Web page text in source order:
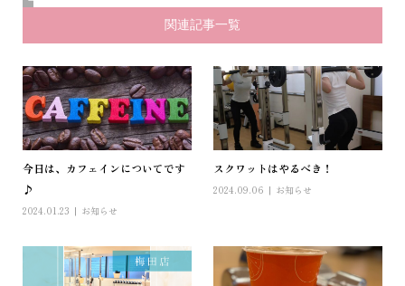
関連記事一覧
今日は、カフェインについてです
♪
2024.01.23 お知らせ
スクワットはやるべき！
2024.09.06 お知らせ